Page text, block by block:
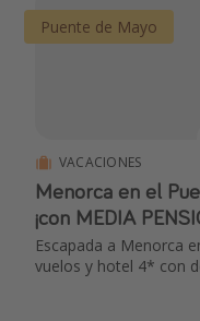
Puente de Mayo
VACACIONES
Menorca en el
¡con MEDIA
Escapada a Menorca
vuelos y hotel 4* con